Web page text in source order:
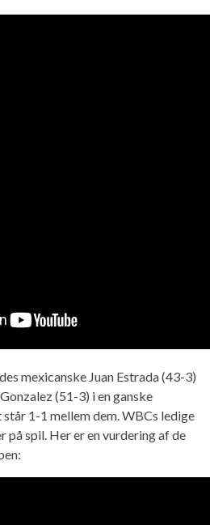
mexicanske Juan Estrada (43-3)
(51-3) i en ganske
1-1 mellem dem. WBCs ledige
spil. Her er en vurdering af de